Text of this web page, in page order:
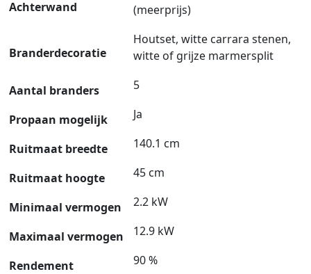
Achterwand
(meerprijs)
Branderdecoratie
Houtset, witte carrara stenen,
witte of grijze marmersplit
Aantal branders 5
Propaan mogelijk Ja
Ruitmaat breedte 140.1 cm
Ruitmaat hoogte 45 cm
Minimaal vermogen 2.2 kW
Maximaal vermogen 12.9 kW
Rendement 90 %